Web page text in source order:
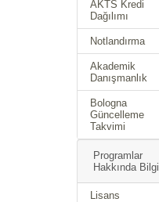
AKTS Kredi
Dağılımı
Notlandırma
Akademik
Danışmanlık
Bologna
Güncelleme
Takvimi
Programlar
Hakkında Bilgi
Lisans